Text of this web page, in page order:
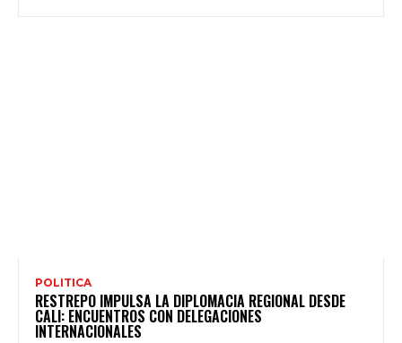
POLITICA
RESTREPO IMPULSA LA DIPLOMACIA REGIONAL DESDE
CALI: ENCUENTROS CON DELEGACIONES
INTERNACIONALES